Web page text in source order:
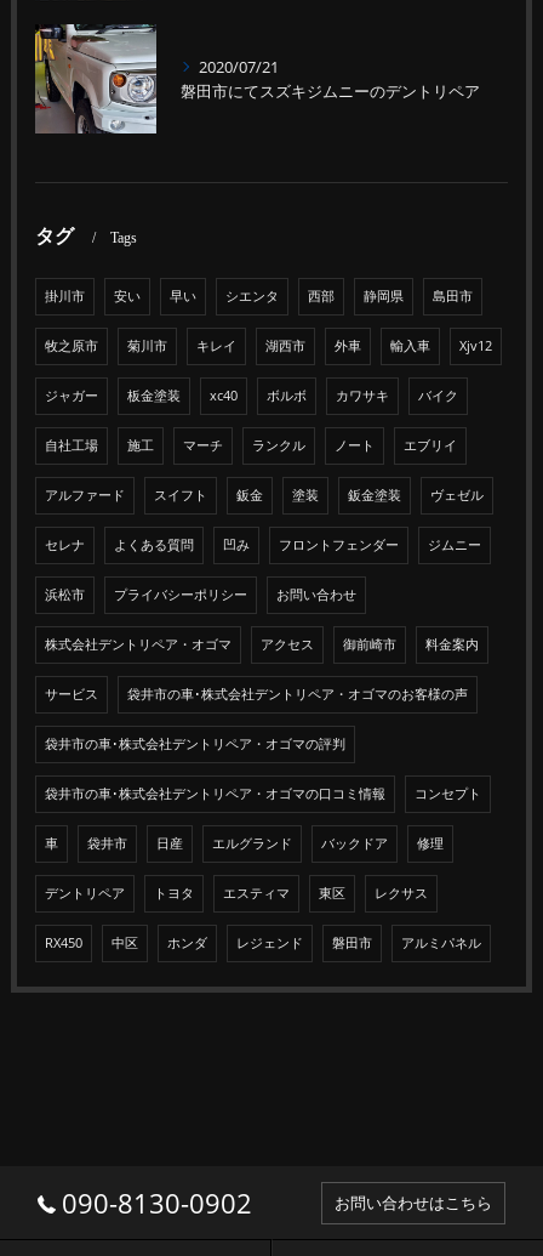
2020/07/21
磐田市にてスズキジムニーのデントリペア
タグ Tags
掛川市 安い 早い シエンタ 西部 静岡県 島田市
牧之原市 菊川市 キレイ 湖西市 外車 輸入車 Xjv12
ジャガー 板金塗装 xc40 ボルボ カワサキ バイク
自社工場 施工 マーチ ランクル ノート エブリイ
アルファード スイフト 鈑金 塗装 鈑金塗装 ヴェゼル
セレナ よくある質問 凹み フロントフェンダー ジムニー
浜松市 プライバシーポリシー お問い合わせ
株式会社デントリペア・オゴマ アクセス 御前崎市 料金案内
サービス 袋井市の車･株式会社デントリペア・オゴマのお客様の声
袋井市の車･株式会社デントリペア・オゴマの評判
袋井市の車･株式会社デントリペア・オゴマの口コミ情報 コンセプト
車 袋井市 日産 エルグランド バックドア 修理
デントリペア トヨタ エスティマ 東区 レクサス
RX450 中区 ホンダ レジェンド 磐田市 アルミパネル
090-8130-0902 お問い合わせはこちら